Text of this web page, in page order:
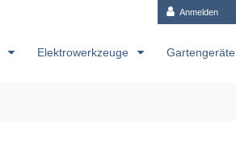
Anmelden
Elektrowerkzeuge Gartengeräte